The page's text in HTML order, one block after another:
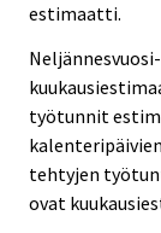
estimaatti.
työtunnit
tehtyjen
ovat